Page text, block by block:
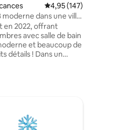
de 77 commentaires : 4,99 sur 5
Évaluation moyenne
4,95 (147)
moderne dans une villa
en 2022, offrant
avec salle de bain
et beaucoup de
détails ! Dans un
où vous pourrez
calme, tout en étant
privé, petit-déjeuner